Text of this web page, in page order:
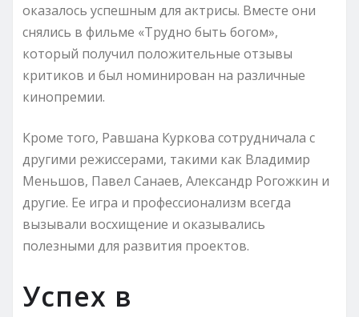
оказалось успешным для актрисы. Вместе они
снялись в фильме «Трудно быть богом»,
который получил положительные отзывы
критиков и был номинирован на различные
кинопремии.
Кроме того, Равшана Куркова сотрудничала с
другими режиссерами, такими как Владимир
Меньшов, Павел Санаев, Александр Рогожкин и
другие. Ее игра и профессионализм всегда
вызывали восхищение и оказывались
полезными для развития проектов.
Успех в